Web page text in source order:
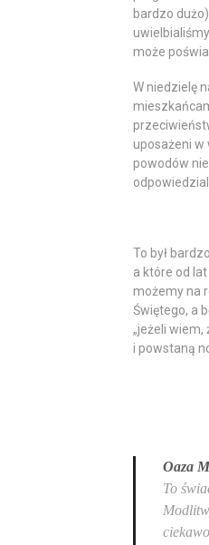
bardzo
może
W niedzielę
uposażeni w
powodów
To był
a które od
możemy na
Świętego, a
„jeżeli wiem,
i powstaną
Oaza
To